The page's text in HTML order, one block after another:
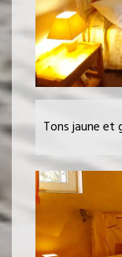
Tons jaune et